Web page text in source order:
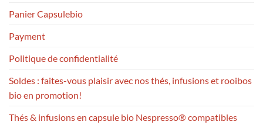
Panier Capsulebio
Payment
Politique de confidentialité
Soldes : faites-vous plaisir avec nos thés, infusions et rooibos
bio en promotion!
Thés & infusions en capsule bio Nespresso® compatibles